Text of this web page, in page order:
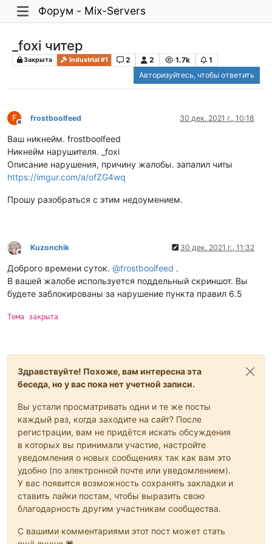
Форум - Mix-Servers
_foxi читер
Закрыта Industrial #1 2 2 1.7k
1
Авторизуйтесь, чтобы ответить
F
Не в сети
frostboolfeed 30 дек. 2021 г., 10:18
Ваш никнейм. frostboolfeed
Никнейм нарушителя. _foxi
Описание нарушения, причину жалобы. запалил читы
https://imgur.com/a/ofZG4wq
Прошу разобраться с этим недоумением.
Не в сети
Kuzonchik 30 дек. 2021 г., 11:32
Доброго времени суток. @frostboolfeed .
В вашей жалобе используется поддельный скриншот. Вы
будете заблокированы за нарушение пункта правил 6.5
Тема закрыта
Здравствуйте! Похоже, вам интересна эта
беседа, но у вас пока нет учетной записи.
Вы устали просматривать одни и те же посты
каждый раз, когда заходите на сайт? После
регистрации, вам не придётся искать обсуждения
в которых вы принимали участие, настройте
уведомления о новых сообщениях так как вам это
удобно (по электронной почте или уведомлением).
У вас появится возможность сохранять закладки и
ставить лайки постам, чтобы выразить свою
благодарность другим участникам сообщества.
С вашими комментариями этот пост может стать